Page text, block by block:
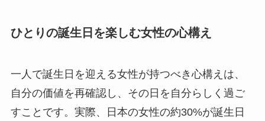
ひとりの誕生日を楽しむ女性の心構え
一人で誕生日を迎える女性が持つべき心構えは、
自分の価値を再確認し、その日を自分らしく過ご
すことです。実際、日本の女性の約30%が誕生日